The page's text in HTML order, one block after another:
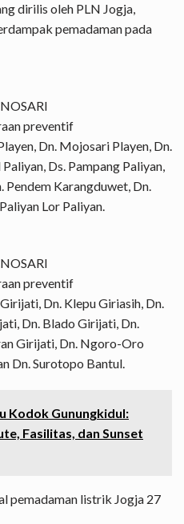
dirilis oleh PLN Jogja,
pemadaman pada
preventif
Dn. Mojosari Playen, Dn.
Ds. Pampang Paliyan,
Pendem Karangduwet, Dn.
Lor Paliyan.
preventif
Dn. Klepu Giriasih, Dn.
Dn. Blado Girijati, Dn.
Girijati, Dn. Ngoro-Oro
Dn. Surotopo Bantul.
Kodok Gunungkidul:
Fasilitas, dan Sunset
pemadaman listrik Jogja 27